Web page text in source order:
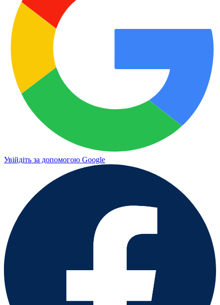
Увійдіть за допомогою Google